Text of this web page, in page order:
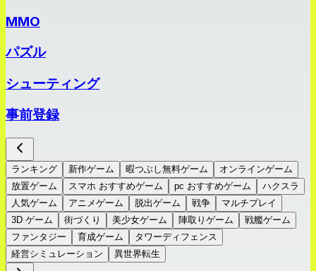
MMO
パズル
シューティング
事前登録
ランキング 新作ゲーム 暇つぶし無料ゲーム
オンラインゲーム
放置ゲーム
スマホ おすすめゲーム pc おすすめゲーム
ハクスラ
人気ゲーム
アニメゲーム 脱出ゲーム 戦争
マルチプレイ
3D ゲーム
街づくり 美少女ゲーム 陣取りゲーム
戦艦ゲーム
ファンタジー
育成ゲーム
タワーディフェンス
経営シミュレーション
異世界転生